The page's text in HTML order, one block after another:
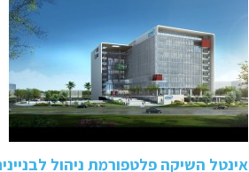
אינטל השיקה פלטפורמת ניהול